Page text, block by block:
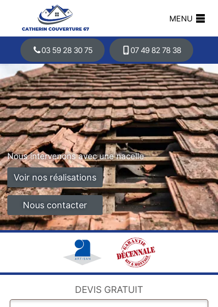
MENU
03 59 28 30 75 07 49 82 78 38
Nous intervenons avec une nacelle
Voir nos réalisations
Nous contacter
DEVIS GRATUIT